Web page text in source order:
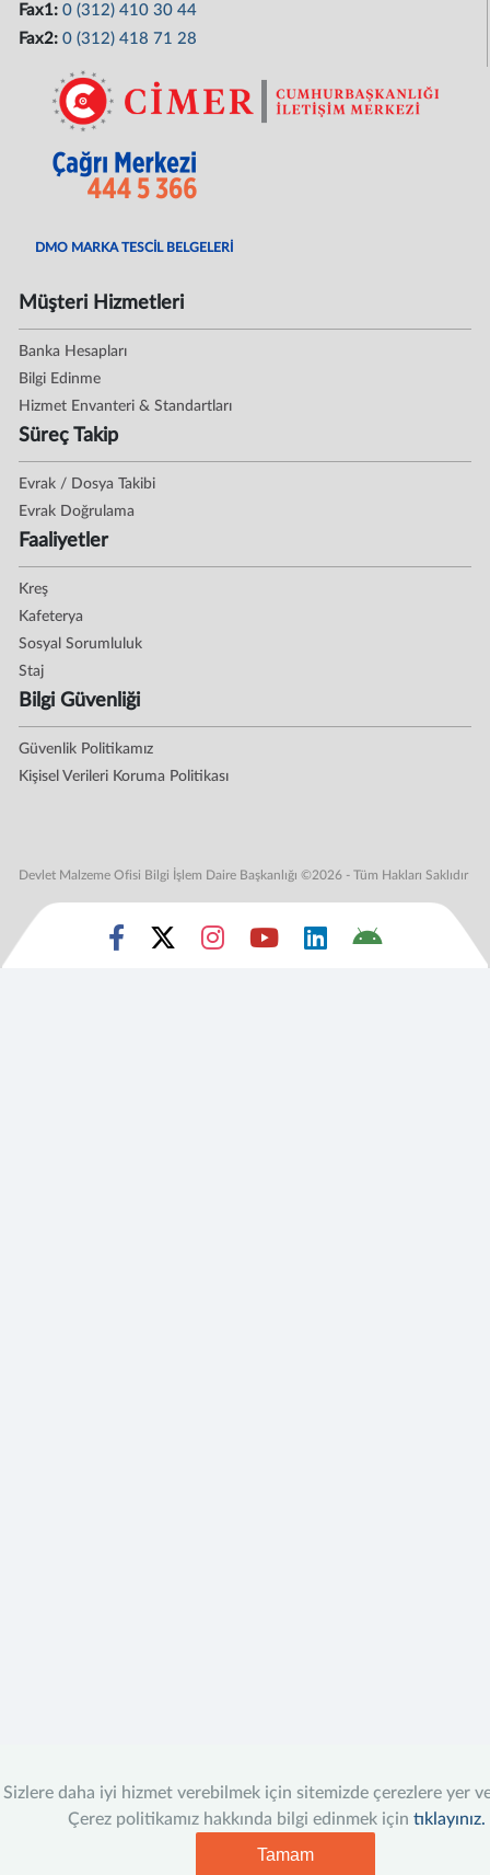
Sizlere daha iyi hizmet verebilmek için sitemizde çerezlere yer
Çerez politikamız hakkında bilgi edinmek için tıklayınız.
Tamam
Fax1:0 (312) 410 30 44
Fax2:0 (312) 418 71 28
DMO MARKA TESCİL BELGELERİ
Müşteri Hizmetleri
Banka Hesapları
Bilgi Edinme
Hizmet Envanteri & Standartları
Süreç Takip
Evrak / Dosya Takibi
Evrak Doğrulama
Faaliyetler
Kreş
Kafeterya
Sosyal Sorumluluk
Staj
Bilgi Güvenliği
Güvenlik Politikamız
Kişisel Verileri Koruma Politikası
Devlet Malzeme Ofisi Bilgi İşlem Daire Başkanlığı ©2026 - Tüm Hakları Saklıdır